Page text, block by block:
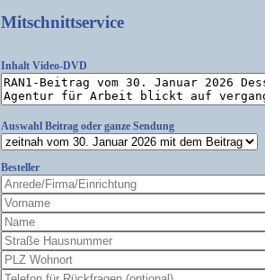
Mitschnittservice
Inhalt Video-DVD
Auswahl Beitrag oder ganze Sendung
Besteller